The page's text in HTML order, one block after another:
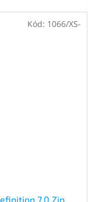
7.0 Zip
Kód: 1066/XS-